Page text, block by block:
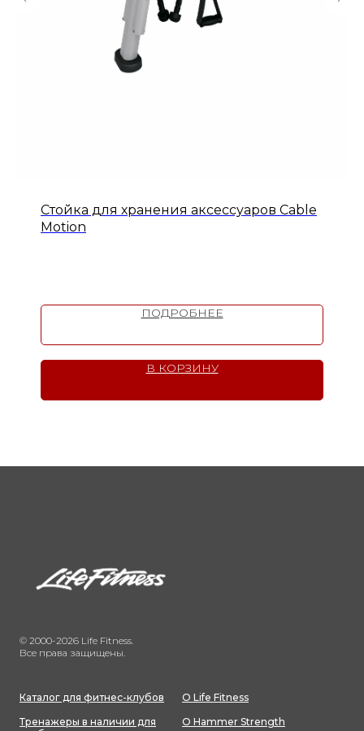
Стойка для хранения аксессуаров Cable
Motion
ПОДРОБНЕЕ
В КОРЗИНУ
© 2000-2026 Life Fitness.
Все права защищены.
Каталог для фитнес-клубов
Тренажеры в наличии для
О Life Fitness
О Hammer Strength